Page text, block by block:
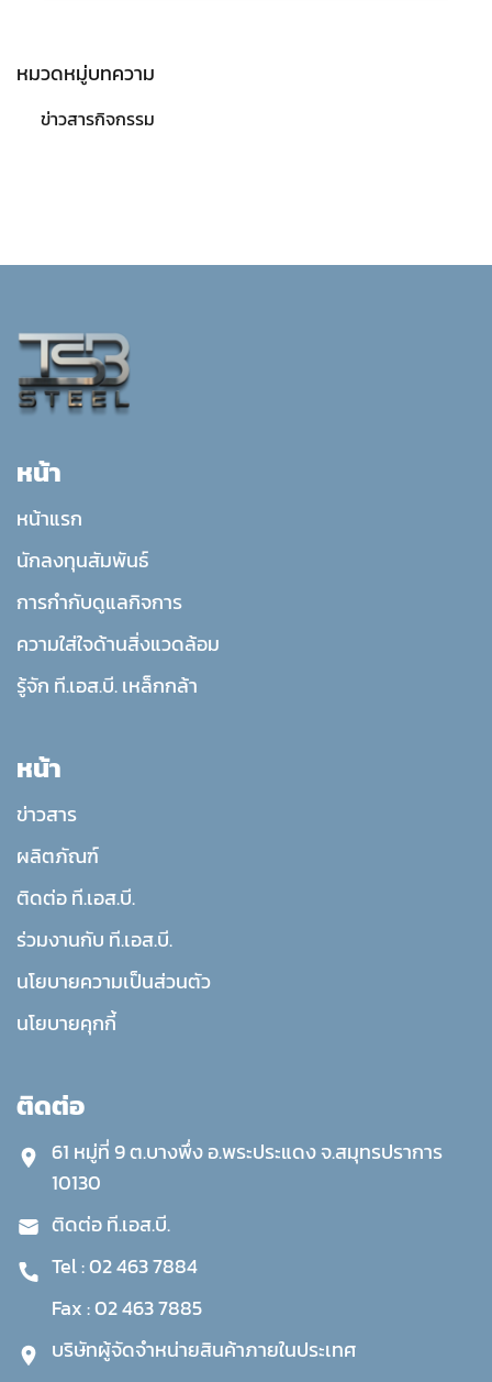
หมวดหมู่บทความ
ข่าวสารกิจกรรม
หน้า
หน้าแรก
นักลงทุนสัมพันธ์
การกำกับดูแลกิจการ
ความใส่ใจด้านสิ่งแวดล้อม
รู้จัก ที.เอส.บี. เหล็กกล้า
หน้า
ข่าวสาร
ผลิตภัณฑ์
ติดต่อ ที.เอส.บี.
ร่วมงานกับ ที.เอส.บี.
นโยบายความเป็นส่วนตัว
นโยบายคุกกี้
ติดต่อ
61 หมู่ที่ 9 ต.บางพึ่ง อ.พระประแดง จ.สมุทรปราการ
10130
ติดต่อ ที.เอส.บี.
Tel :02 463 7884
Fax :02 463 7885
บริษัทผู้จัดจำหน่ายสินค้าภายในประเทศ